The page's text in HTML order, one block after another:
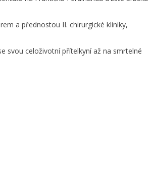
a přednostou II. chirurgické kliniky,
svou celoživotní přítelkyní až na smrtelné